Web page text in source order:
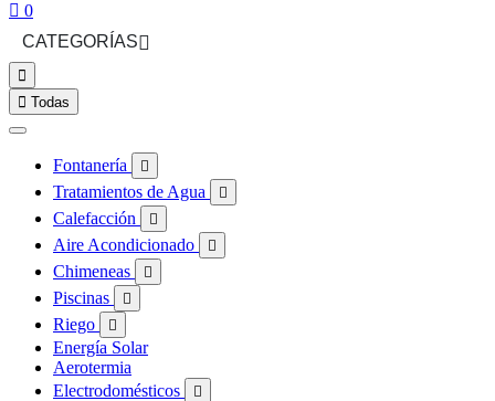
 0
CATEGORÍAS

 Todas
Fontanería 
Tratamientos de Agua 
Calefacción 
Aire Acondicionado 
Chimeneas 
Piscinas 
Riego 
Energía Solar
Aerotermia
Electrodomésticos
